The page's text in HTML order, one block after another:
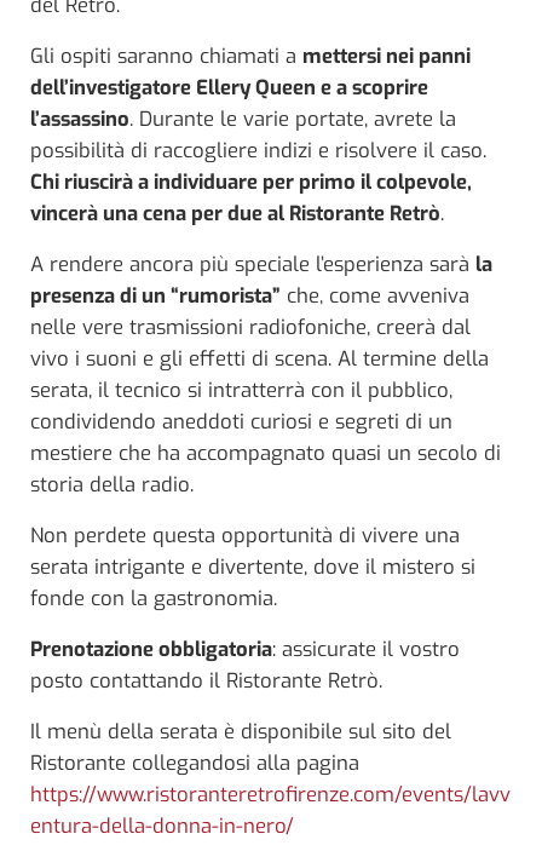
Gli ospiti saranno chiamati a mettersi nei panni
dell’investigatore Ellery Queen e a scoprire
l’assassino. Durante le varie portate, avrete la
possibilità di raccogliere indizi e risolvere il caso.
Chi riuscirà a individuare per primo il colpevole,
vincerà una cena per due al Ristorante Retrò.
A rendere ancora più speciale l’esperienza sarà la
presenza di un “rumorista” che, come avveniva
nelle vere trasmissioni radiofoniche, creerà dal
vivo i suoni e gli effetti di scena. Al termine della
serata, il tecnico si intratterrà con il pubblico,
condividendo aneddoti curiosi e segreti di un
mestiere che ha accompagnato quasi un secolo di
storia della radio.
Non perdete questa opportunità di vivere una
serata intrigante e divertente, dove il mistero si
fonde con la gastronomia.
Prenotazione obbligatoria: assicurate il vostro
posto contattando il Ristorante Retrò.
Il menù della serata è disponibile sul sito del
Ristorante collegandosi alla pagina
https://www.ristoranteretrofirenze.com/events/lavv
entura-della-donna-in-nero/